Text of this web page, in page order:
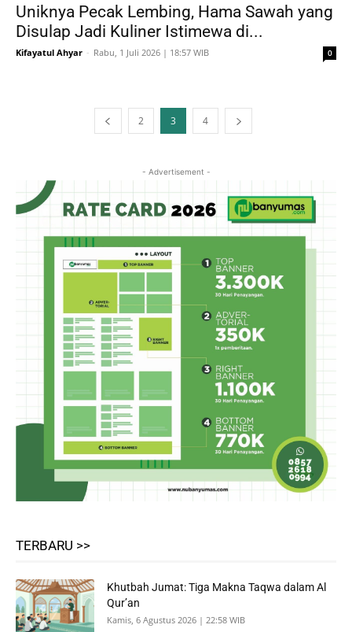
Uniknya Pecak Lembing, Hama Sawah yang
Disulap Jadi Kuliner Istimewa di...
Kifayatul Ahyar - Rabu, 1 Juli 2026 | 18:57 WIB 0
2 3 4
- Advertisement -
TERBARU >>
Khutbah Jumat: Tiga Makna Taqwa dalam Al
Qur’an
Kamis, 6 Agustus 2026 | 22:58 WIB